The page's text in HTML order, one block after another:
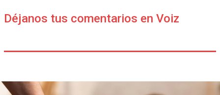
Déjanos tus comentarios en Voiz